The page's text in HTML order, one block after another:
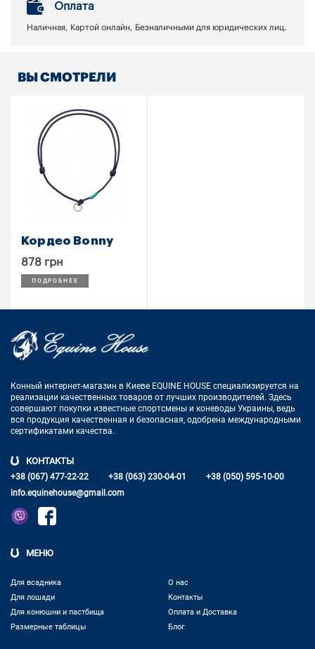
Оплата
Наличная, Картой онлайн, Безналичными для юридических лиц.
ВЫ СМОТРЕЛИ
Кордео Bonny
878 грн
ПОДРОБНЕЕ
Конный интернет-магазин в Киеве EQUINE HOUSE специализируется на
реализации качественных товаров от лучших производителей. Здесь
совершают покупки известные спортсмены и коневоды Украины, ведь
вся продукция качественная и безопасная, одобрена международными
сертификатами качества.
КОНТАКТЫ
+38 (067) 477-22-22 +38 (063) 230-04-01
+38 (050) 595-10-00
info.equinehouse@gmail.com
МЕНЮ
Для всадника
Для лошади
Для конюшни и пастбища
Размерные таблицы
О нас
Контакты
Оплата и Доставка
Блог